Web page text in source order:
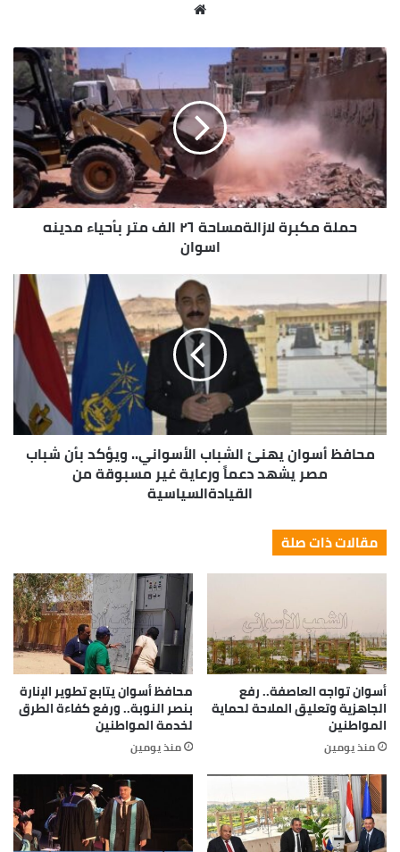
العامة بالطريق العام والطرق الداخلية لإضفاء الشكل
الجمالى على الوجه الأكمل .
حملة مكبرة لازالةمساحة ٢٦ الف متر بأحياء مدينه
اسوان
محافظ أسوان يهنئ الشباب الأسواني.. ويؤكد بأن شباب
مصر يشهد دعماً ورعاية غير مسبوقة من
القيادةالسياسية
مقالات ذات صلة
أسوان تواجه العاصفة.. رفع
الجاهزية وتعليق الملاحة لحماية
المواطنين
منذ يومين
محافظ أسوان يتابع تطوير الإنارة
بنصر النوبة.. ورفع كفاءة الطرق
لخدمة المواطنين
منذ يومين